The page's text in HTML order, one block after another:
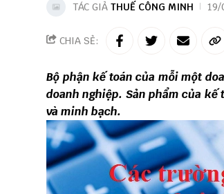
TÁC GIẢ THUẾ CÔNG MINH 19/
CHIA SẺ:
Bộ phận kế toán của mỗi một
doanh nghiệp. Sản phẩm của
và minh bạch.